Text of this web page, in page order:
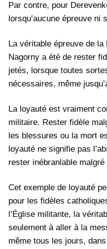
Par contre, pour
lorsqu’aucune épreuve ni
La véritable épreuve de
Nagorny a été de rester
jetés, lorsque toutes
nécessaires, même
La loyauté est vraiment
militaire. Rester fidèle
les blessures ou la mort
loyauté ne signifie pas
rester inébranlable
Cet exemple de loyauté
pour les fidèles
l’Église militante, la
seulement à aller à la
même tous les jours,